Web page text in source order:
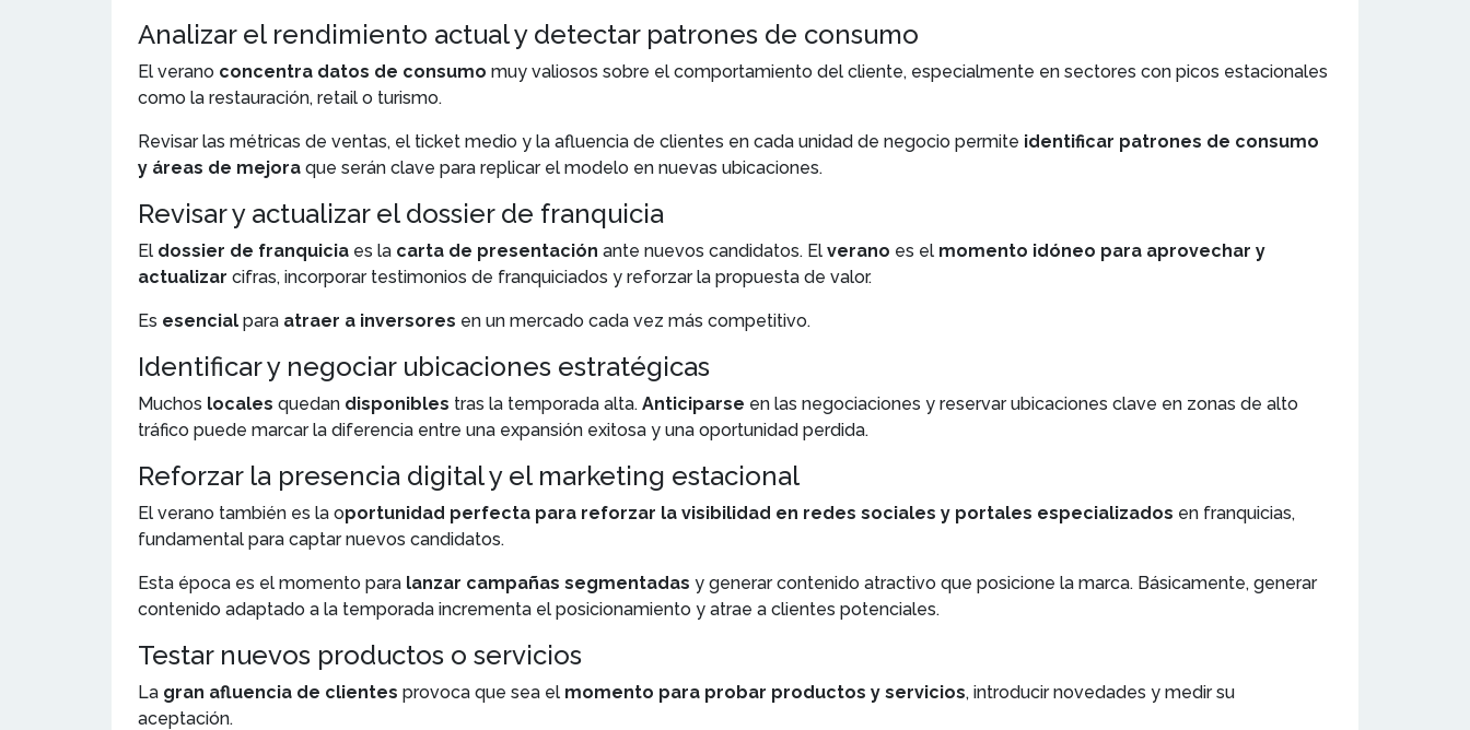
Analizar el rendimiento actual y detectar patrones de consumo
El verano concentra datos de consumo muy valiosos sobre el comportamiento del cliente, especialmente en sectores con picos estacionales
como la restauración, retail o turismo.
Revisar las métricas de ventas, el ticket medio y la afluencia de clientes en cada unidad de negocio permite identificar patrones de consumo
y áreas de mejora que serán clave para replicar el modelo en nuevas ubicaciones.
Revisar y actualizar el dossier de franquicia
El dossier de franquicia es la carta de presentación ante nuevos candidatos. El verano es el momento idóneo para aprovechar y
actualizar cifras, incorporar testimonios de franquiciados y reforzar la propuesta de valor.
Es esencial para atraer a inversores en un mercado cada vez más competitivo.
Identificar y negociar ubicaciones estratégicas
Muchos locales quedan disponibles tras la temporada alta. Anticiparse en las negociaciones y reservar ubicaciones clave en zonas de alto
tráfico puede marcar la diferencia entre una expansión exitosa y una oportunidad perdida.
Reforzar la presencia digital y el marketing estacional
El verano también es la oportunidad perfecta para reforzar la visibilidad en redes sociales y portales especializados en franquicias,
fundamental para captar nuevos candidatos.
Esta época es el momento para lanzar campañas segmentadas y generar contenido atractivo que posicione la marca. Básicamente, generar
contenido adaptado a la temporada incrementa el posicionamiento y atrae a clientes potenciales.
Testar nuevos productos o servicios
La gran afluencia de clientes provoca que sea el momento para probar productos y servicios, introducir novedades y medir su
aceptación.